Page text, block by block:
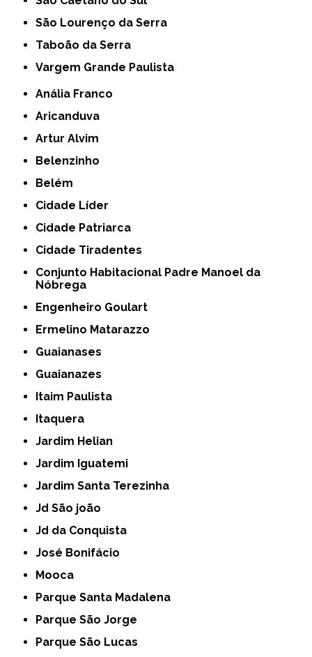
São Lourenço da Serra
Taboão da Serra
Vargem Grande Paulista
Anália Franco
Aricanduva
Artur Alvim
Belenzinho
Belém
Cidade Líder
Cidade Patriarca
Cidade Tiradentes
Conjunto Habitacional Padre Manoel da
Nóbrega
Engenheiro Goulart
Ermelino Matarazzo
Guaianases
Guaianazes
Itaim Paulista
Itaquera
Jardim Helian
Jardim Iguatemi
Jardim Santa Terezinha
Jd São joão
Jd da Conquista
José Bonifácio
Mooca
Parque Santa Madalena
Parque São Jorge
Parque São Lucas